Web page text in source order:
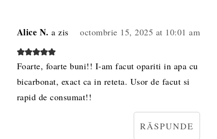
Alice N. a zis octombrie 15, 2025 at 10:01 am
Foarte, foarte buni!! I-am facut opariti in apa cu
bicarbonat, exact ca in reteta. Usor de facut si
rapid de consumat!!
RĂSPUNDE